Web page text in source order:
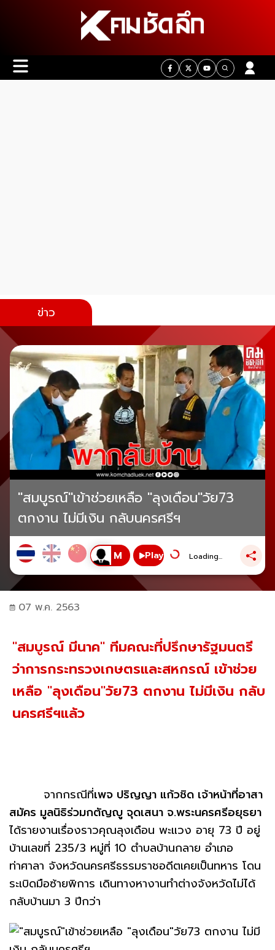
ข่าว
"สมบูรณ์"เข้าช่วยเหลือ "ลุงเดือน"วัย73
ตกงาน ไม่มีเงิน กลับนครศรีฯ
Play Loading...
07 พ.ค. 2563
"สมบูรณ์ มีนาค" ทีมคณะที่ปรึกษารัฐมนตรี
ว่าการกระทรวงเกษตรและสหกรณ์ เข้าช่วย
เหลือ "ลุงเดือน"วัย73 ตกงาน ไม่มีเงิน กลับ
นครศรีฯแล้ว
จากกรณีที่เพจ ปริญญา แก้วชิด เจ้าหน้าที่อาสา
สมัคร มูลนิธิร่วมกตัญญู จุดเสนา จ.พระนครศรีอยุธยา
ได้รายงานเรื่องราวคุณลุงเดือน พะแวง อายุ 73 ปี อยู่
บ้านเลขที่ 235/3 หมู่ที่ 10 ตำบลบ้านกลาย อำเภอ
ท่าศาลา จังหวัดนครศรีธรรมราชอดีตเคยเป็นทหาร โดน
ระเบิดมือซ้ายพิการ เดินทางหางานทำต่างจังหวัดไม่ได้
กลับบ้านมา 3 ปีกว่า